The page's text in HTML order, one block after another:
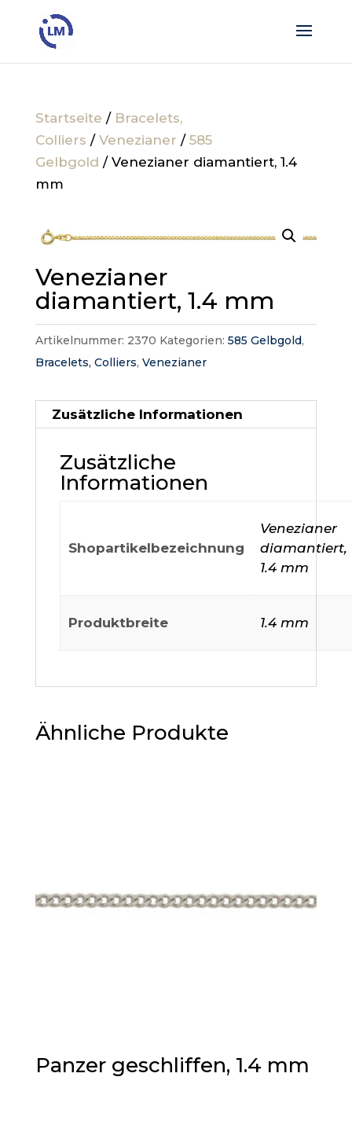
Startseite / Bracelets,
Colliers / Venezianer / 585
Gelbgold / Venezianer diamantiert, 1.4
mm
Venezianer
diamantiert, 1.4 mm
Artikelnummer: 2370 Kategorien: 585 Gelbgold,
Bracelets, Colliers, Venezianer
Zusätzliche Informationen
Zusätzliche
Informationen
Shopartikelbezeichnung
Venezianer
diamantiert,
1.4 mm
Produktbreite 1.4 mm
Ähnliche Produkte
Panzer geschliffen, 1.4 mm